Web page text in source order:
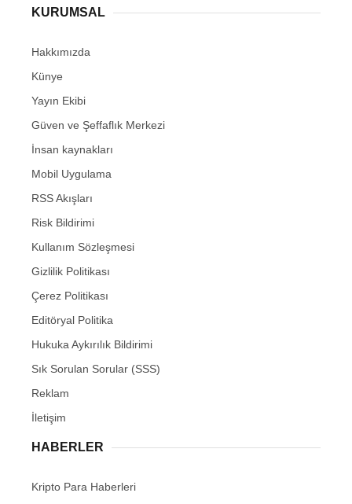
KURUMSAL
Hakkımızda
Künye
Yayın Ekibi
Güven ve Şeffaflık Merkezi
İnsan kaynakları
Mobil Uygulama
RSS Akışları
Risk Bildirimi
Kullanım Sözleşmesi
Gizlilik Politikası
Çerez Politikası
Editöryal Politika
Hukuka Aykırılık Bildirimi
Sık Sorulan Sorular (SSS)
Reklam
İletişim
HABERLER
Kripto Para Haberleri